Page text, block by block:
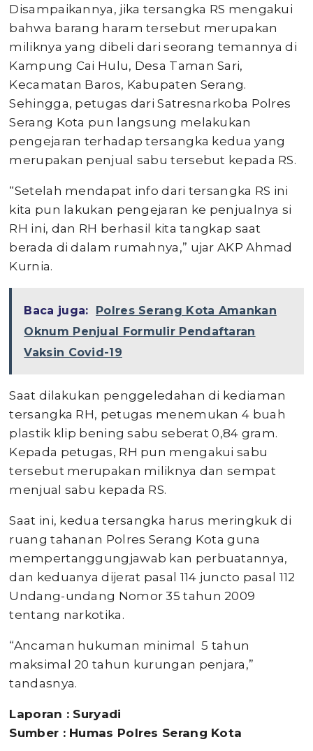
Disampaikannya, jika tersangka RS mengakui
bahwa barang haram tersebut merupakan
miliknya yang dibeli dari seorang temannya di
Kampung Cai Hulu, Desa Taman Sari,
Kecamatan Baros, Kabupaten Serang.
Sehingga, petugas dari Satresnarkoba Polres
Serang Kota pun langsung melakukan
pengejaran terhadap tersangka kedua yang
merupakan penjual sabu tersebut kepada RS.
“Setelah mendapat info dari tersangka RS ini
kita pun lakukan pengejaran ke penjualnya si
RH ini, dan RH berhasil kita tangkap saat
berada di dalam rumahnya,” ujar AKP Ahmad
Kurnia.
Baca juga:
Polres Serang Kota Amankan
Oknum Penjual Formulir Pendaftaran
Vaksin Covid-19
Saat dilakukan penggeledahan di kediaman
tersangka RH, petugas menemukan 4 buah
plastik klip bening sabu seberat 0,84 gram.
Kepada petugas, RH pun mengakui sabu
tersebut merupakan miliknya dan sempat
menjual sabu kepada RS.
Saat ini, kedua tersangka harus meringkuk di
ruang tahanan Polres Serang Kota guna
mempertanggungjawab kan perbuatannya,
dan keduanya dijerat pasal 114 juncto pasal 112
Undang-undang Nomor 35 tahun 2009
tentang narkotika.
“Ancaman hukuman minimal 5 tahun
maksimal 20 tahun kurungan penjara,”
tandasnya.
Laporan : Suryadi
Sumber : Humas Polres Serang Kota